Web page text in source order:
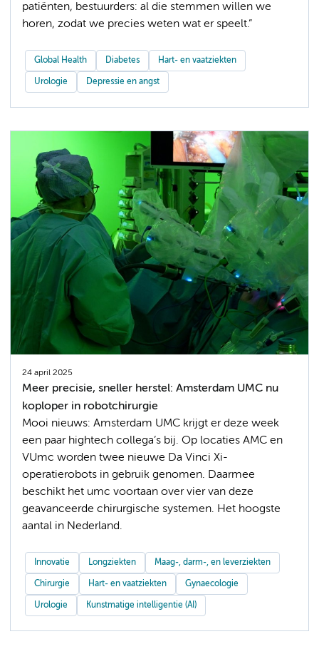
patiënten, bestuurders: al die stemmen willen we
horen, zodat we precies weten wat er speelt.”
Global Health Diabetes Hart- en vaatziekten
Urologie Depressie en angst
24 april 2025
Meer precisie, sneller herstel: Amsterdam UMC nu
koploper in robotchirurgie
Mooi nieuws: Amsterdam UMC krijgt er deze week
een paar hightech collega’s bij. Op locaties AMC en
VUmc worden twee nieuwe Da Vinci Xi-
operatierobots in gebruik genomen. Daarmee
beschikt het umc voortaan over vier van deze
geavanceerde chirurgische systemen. Het hoogste
aantal in Nederland.
Innovatie Longziekten Maag-, darm-, en leverziekten
Chirurgie Hart- en vaatziekten Gynaecologie
Urologie Kunstmatige intelligentie (AI)